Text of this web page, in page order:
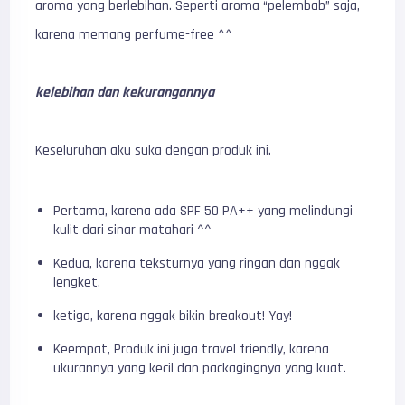
aroma yang berlebihan. Seperti aroma “pelembab” saja,
karena memang perfume-free ^^
kelebihan dan kekurangannya
Keseluruhan aku suka dengan produk ini.
Pertama, karena ada SPF 50 PA++ yang melindungi
kulit dari sinar matahari ^^
Kedua, karena teksturnya yang ringan dan nggak
lengket.
ketiga, karena nggak bikin breakout! Yay!
Keempat, Produk ini juga travel friendly, karena
ukurannya yang kecil dan packagingnya yang kuat.